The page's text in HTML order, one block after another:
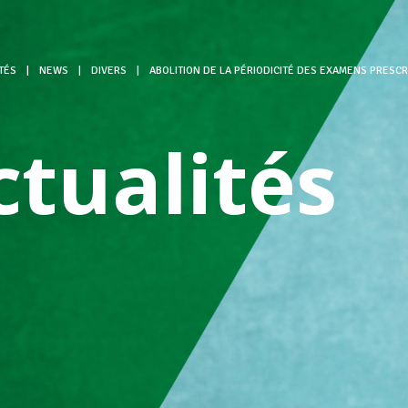
NEWS DIVERS ABOLITION DE LA PÉRIODICITÉ DES EXAMENS